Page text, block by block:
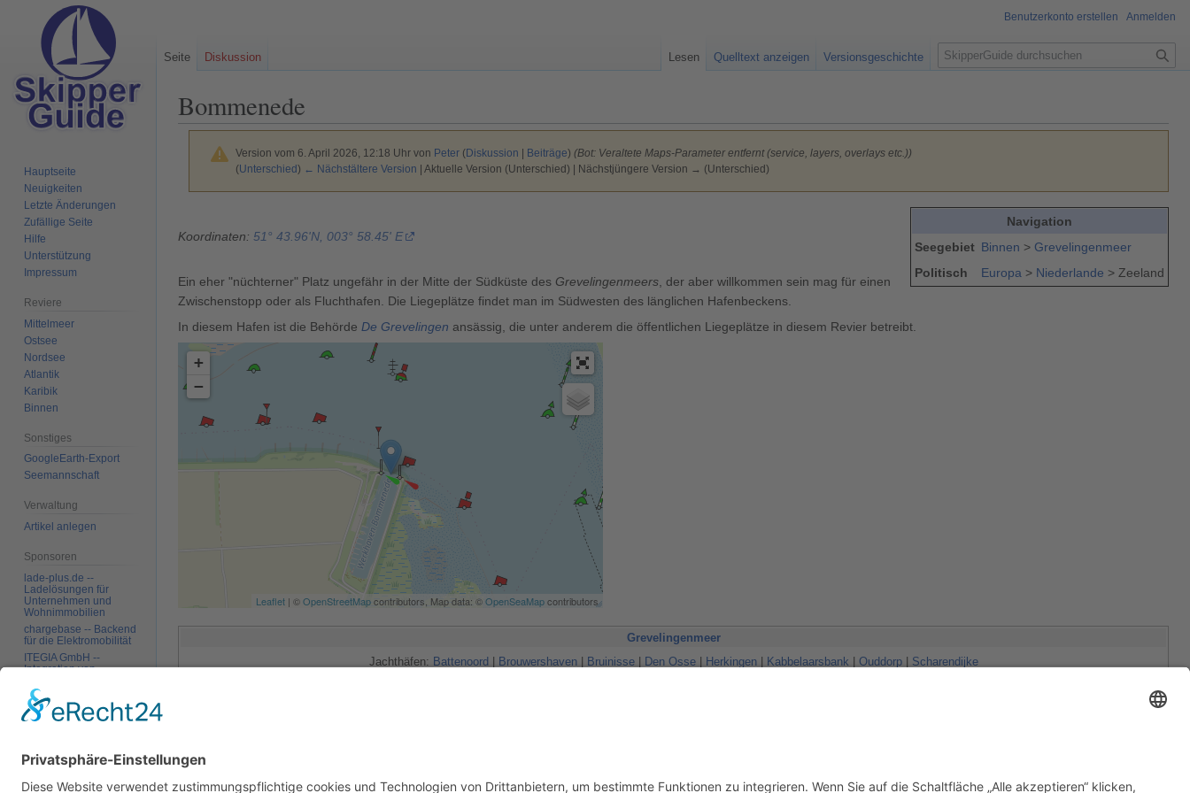
Bommenede
Version vom 6. April 2026, 12:18 Uhr von Peter (Diskussion Beiträge) (Bot: Veraltete Maps-Parameter entfernt (service, layers, overlays etc.))
(Unterschied) ← Nächstältere Version | Aktuelle Version (Unterschied) | Nächstjüngere Version → (Unterschied)
Navigation
Suche
Navigation
Seegebiet Binnen > Grevelingenmeer
Politisch
Europa > Niederlande > Zeeland
Koordinaten: 51° 43.96'N, 003° 58.45' E
Ein eher "nüchterner" Platz ungefähr in der Mitte der Südküste des Grevelingenmeers , der aber willkommen sein mag für einen
Zwischenstopp oder als Fluchthafen. Die Liegeplätze findet man im Südwesten des länglichen Hafenbeckens.
In diesem Hafen ist die Behörde De Grevelingen ansässig, die unter anderem die öffentlichen Liegeplätze in diesem Revier betreibt.
+
−
Leaflet | ©OpenStreetMapcontributors, Map data: ©OpenSeaMapcontributors
Grevelingenmeer
Jachthäfen: Battenoord Brouwershaven| Bruinisse| Den Osse| Herkingen| Kabbelaarsbank Ouddorp| Scharendijke
Autoren:Alphafisch,Argonaut, Axel ,Kanalskipper,Legolas13,Migration,Peter
Benutzerkonto erstellen Anmelden
Seite Diskussion Lesen Quelltext anzeigen Versionsgeschichte
S
u
e
Hauptseite
Neuigkeiten
Letzte Änderungen
Zufällige Seite
Hilfe
Unterstützung
Impressum
Reviere
Mittelmeer
Ostsee
Nordsee
Atlantik
Karibik
Binnen
Sonstiges
GoogleEarth-Export
Seemannschaft
Verwaltung
Artikel anlegen
Sponsoren
lade-plus.de --
Ladelösungen für
Unternehmen und
Wohnimmobilien
chargebase -- Backend
für die Elektromobilität
ITEGIA GmbH --
Integration von
individuelle
Softwarelösungen
Links auf diese Seite
Änderungen an
verlinkten Seiten